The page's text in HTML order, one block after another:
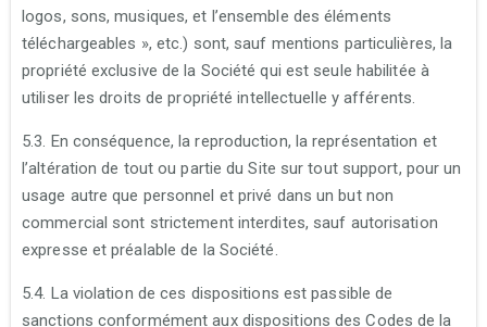
logos, sons, musiques, et l’ensemble des éléments
téléchargeables », etc.) sont, sauf mentions particulières, la
propriété exclusive de la Société qui est seule habilitée à
utiliser les droits de propriété intellectuelle y afférents.
5.3. En conséquence, la reproduction, la représentation et
l’altération de tout ou partie du Site sur tout support, pour un
usage autre que personnel et privé dans un but non
commercial sont strictement interdites, sauf autorisation
expresse et préalable de la Société.
5.4. La violation de ces dispositions est passible de
sanctions conformément aux dispositions des Codes de la